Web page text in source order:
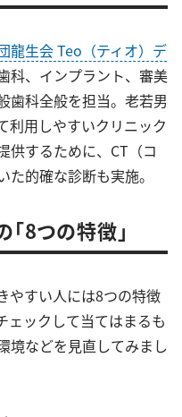
龍生会 Teo（ティオ）デ
科、インプラント、審美
歯科全般を担当。老若男
利用しやすいクリニック
供するために、CT（コ
的確な診断も実施。
8つの特徴」
やすい人には8つの特徴
ェックして当てはまるも
境などを見直してみまし